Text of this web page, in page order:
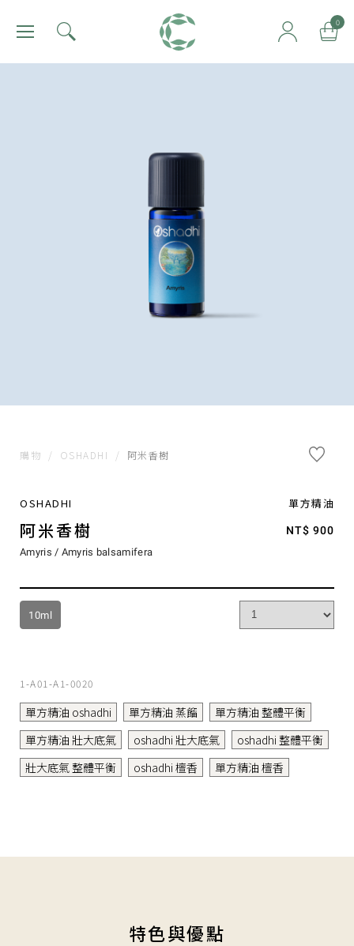
肯園 Canjune 0
購物 / OSHADHI / 阿米香樹
OSHADHI 單方精油
阿米香樹 NT$ 900
Amyris / Amyris balsamifera
10ml
1-A01-A1-0020
單方精油 oshadhi 單方精油 蒸餾
單方精油 整體平衡
單方精油 壯大底氣
oshadhi 壯大底氣
oshadhi 整體平衡
壯大底氣 整體平衡
oshadhi 檀香 單方精油 檀香
特色與優點